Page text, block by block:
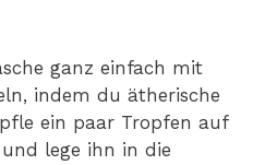
ganz einfach mit
indem du ätherische
ein paar Tropfen auf
lege ihn in die